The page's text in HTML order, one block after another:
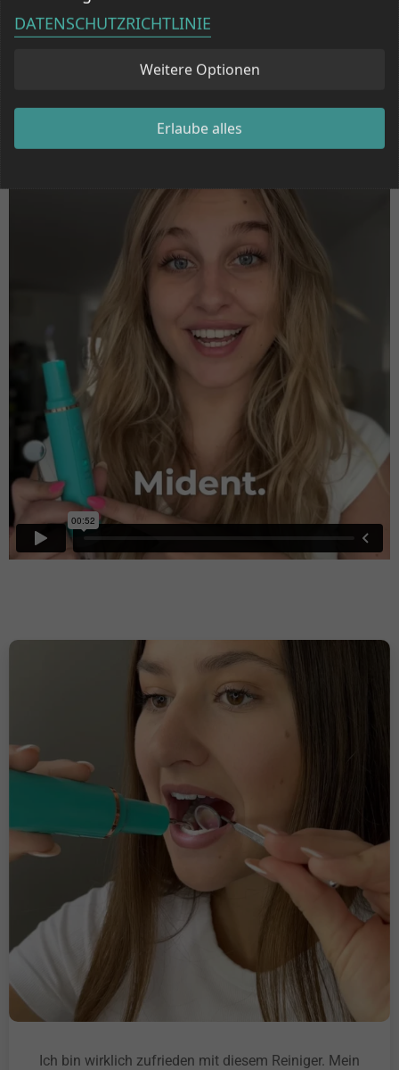
Ich bin wirklich zufrieden mit diesem Reiniger. Mein
DATENSCHUTZRICHTLINIE
Weitere Optionen
Erlaube alles